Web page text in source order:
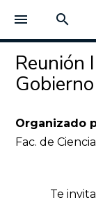
menu search
Reunión
Organizado
Fac. de
Te